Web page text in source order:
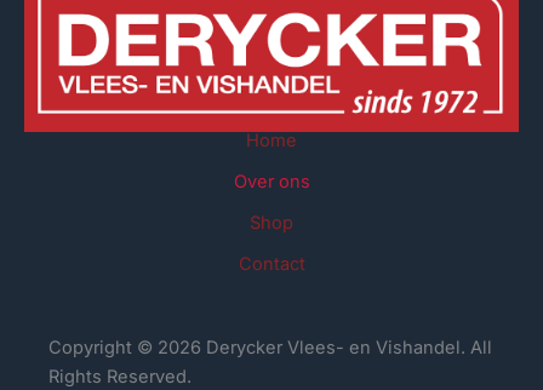
Home
Over ons
Shop
Contact
Copyright © 2026 Derycker Vlees- en Vishandel. All
Rights Reserved.